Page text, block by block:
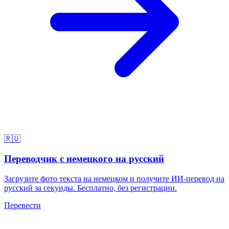
🇷🇺
Переводчик с немецкого на русский
Загрузите фото текста на немецком и получите ИИ-перевод на
русский за секунды. Бесплатно, без регистрации.
Перевести